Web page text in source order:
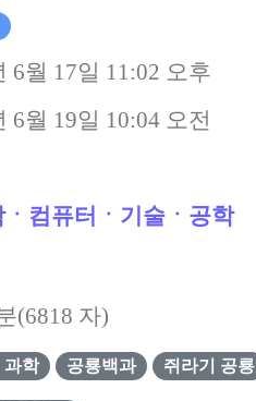
6월 17일 11:02 오후
6월 19일 10:04 오전
ㆍ컴퓨터ㆍ기술ㆍ공학
(6818 자)
과학 공룡백과 쥐라기 공룡